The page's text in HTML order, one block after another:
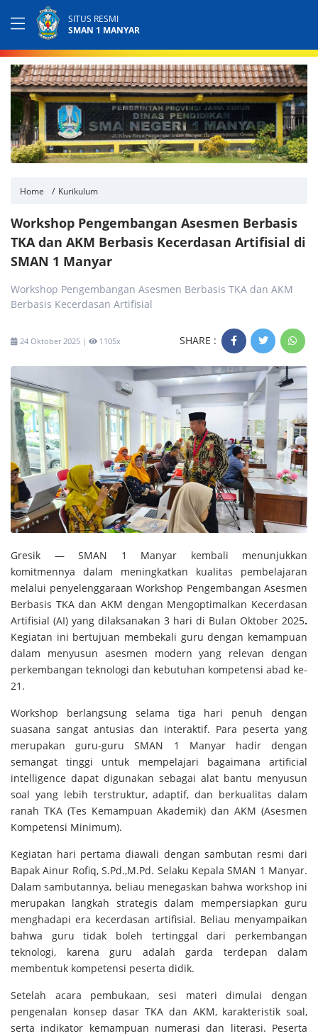
SITUS RESMI
SMAN 1 MANYAR
Home Kurikulum
Workshop Pengembangan Asesmen Berbasis
TKA dan AKM Berbasis Kecerdasan Artifisial di
SMAN 1 Manyar
Workshop Pengembangan Asesmen Berbasis TKA dan AKM
Berbasis Kecerdasan Artifisial
24 Oktober 2025 | 1105x SHARE :
Gresik — SMAN 1 Manyar kembali menunjukkan
komitmennya dalam meningkatkan kualitas pembelajaran
melalui penyelenggaraan Workshop Pengembangan Asesmen
Berbasis TKA dan AKM dengan Mengoptimalkan Kecerdasan
Artifisial (AI) yang dilaksanakan 3 hari di Bulan Oktober 2025.
Kegiatan ini bertujuan membekali guru dengan kemampuan
dalam menyusun asesmen modern yang relevan dengan
perkembangan teknologi dan kebutuhan kompetensi abad ke-
21.
Workshop berlangsung selama tiga hari penuh dengan
suasana sangat antusias dan interaktif. Para peserta yang
merupakan guru-guru SMAN 1 Manyar hadir dengan
semangat tinggi untuk mempelajari bagaimana artificial
intelligence dapat digunakan sebagai alat bantu menyusun
soal yang lebih terstruktur, adaptif, dan berkualitas dalam
ranah TKA (Tes Kemampuan Akademik) dan AKM (Asesmen
Kompetensi Minimum).
Kegiatan hari pertama diawali dengan sambutan resmi dari
Bapak Ainur Rofiq, S.Pd.,M.Pd. Selaku Kepala SMAN 1 Manyar.
Dalam sambutannya, beliau menegaskan bahwa workshop ini
merupakan langkah strategis dalam mempersiapkan guru
menghadapi era kecerdasan artifisial. Beliau menyampaikan
bahwa guru tidak boleh tertinggal dari perkembangan
teknologi, karena guru adalah garda terdepan dalam
membentuk kompetensi peserta didik.
Setelah acara pembukaan, sesi materi dimulai dengan
pengenalan konsep dasar TKA dan AKM, karakteristik soal,
serta indikator kemampuan numerasi dan literasi. Peserta